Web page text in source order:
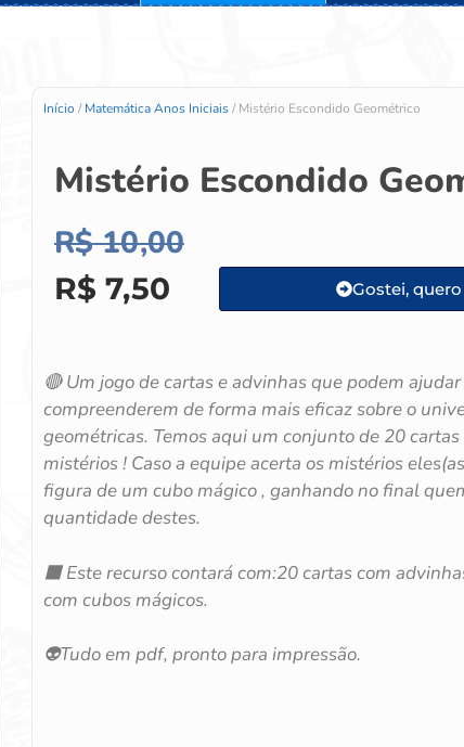
Início /Matemática Anos Iniciais/ Mistério Escondido Geométrico
Mistério Escondido
R$10,00
R$ 7,50 Gostei, quero
🔴 Um jogo de cartas e advinhas que podem
compreenderem de forma mais eficaz sobre o
geométricas. Temos aqui um conjunto de 20
mistérios ! Caso a equipe acerta os mistérios
figura de um cubo mágico , ganhando no final
quantidade destes.
⬛️ Este recurso contará com:20 cartas com
com cubos mágicos.
👽Tudo em pdf, pronto para impressão.